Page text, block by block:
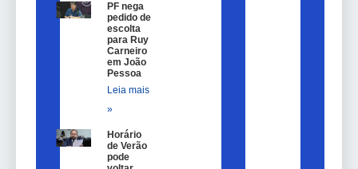
PF nega
pedido de
escolta
para Ruy
Carneiro
em João
Pessoa
Leia mais
»
Horário
de Verão
pode